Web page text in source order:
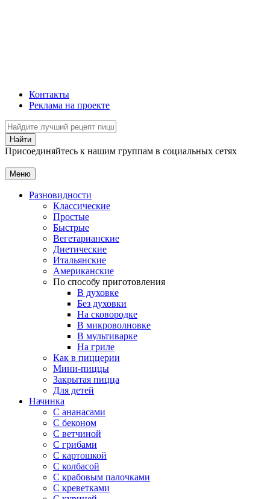
Контакты
Реклама на проекте
Присоединяйтесь к нашим группам в социальных сетях
Меню
Разновидности
Классические
Простые
Быстрые
Вегетарианские
Диетические
Итальянские
Американские
По способу приготовления
В духовке
Без духовки
На сковородке
В микроволновке
В мультиварке
На гриле
Как в пиццерии
Мини-пиццы
Закрытая пицца
Для детей
Начинка
С ананасами
С беконом
С ветчиной
С грибами
С картошкой
С колбасой
С крабовым палочками
С креветками